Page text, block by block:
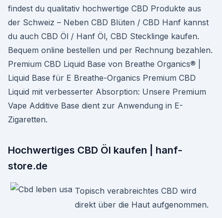
findest du qualitativ hochwertige CBD Produkte aus
der Schweiz – Neben CBD Blüten / CBD Hanf kannst
du auch CBD Öl / Hanf Öl, CBD Stecklinge kaufen.
Bequem online bestellen und per Rechnung bezahlen.
Premium CBD Liquid Base von Breathe Organics® |
Liquid Base für E Breathe-Organics Premium CBD
Liquid mit verbesserter Absorption: Unsere Premium
Vape Additive Base dient zur Anwendung in E-
Zigaretten.
Hochwertiges CBD Öl kaufen | hanf-
store.de
Topisch verabreichtes CBD wird
direkt über die Haut aufgenommen.